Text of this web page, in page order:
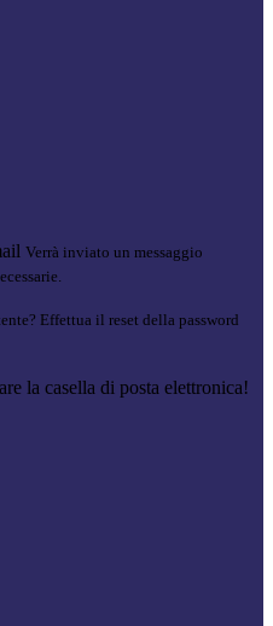
Verrà inviato un messaggio
Effettua il reset della password
la casella di posta elettronica!